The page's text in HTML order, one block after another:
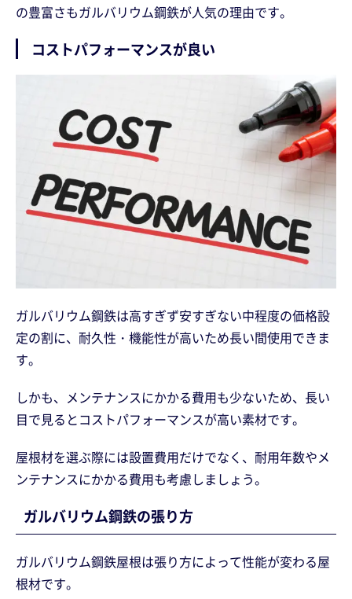
の豊富さもガルバリウム鋼鉄が人気の理由です。
コストパフォーマンスが良い
ガルバリウム鋼鉄は高すぎず安すぎない中程度の価格設
定の割に、耐久性・機能性が高いため長い間使用できま
す。
しかも、メンテナンスにかかる費用も少ないため、長い
目で見るとコストパフォーマンスが高い素材です。
屋根材を選ぶ際には設置費用だけでなく、耐用年数やメ
ンテナンスにかかる費用も考慮しましょう。
ガルバリウム鋼鉄の張り方
ガルバリウム鋼鉄屋根は張り方によって性能が変わる屋
根材です。